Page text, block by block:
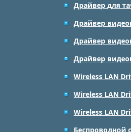
Драйвер для
Драйвер
Драйвер
Драйвер
Wireless LAN
Wireless LAN
Wireless LAN
Беспроводной